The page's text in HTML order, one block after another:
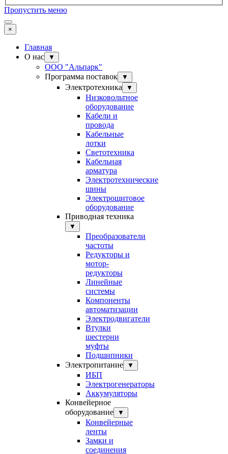
Пропустить меню
×
Главная
О нас
▼
ООО "Альпарк"
Программа поставок
▼
Электротехника ▼
Низковольтное
оборудование
Кабели и
провода
Кабельные
лотки
Светотехника
Кабельная
арматура
Электротехнические
шины
Электрощитовое
оборудование
Приводная техника
▼
Преобразователи
частоты
Редукторы и
мотор-
редукторы
Линейные
системы
Компоненты
автоматизации
Электродвигатели
Втулки
шестерни
муфты
Подшипники
Электропитание
▼
ИБП
Электрогенераторы
Аккумуляторы
Конвейерное
оборудование
▼
Конвейерные
ленты
Замки и
соединения